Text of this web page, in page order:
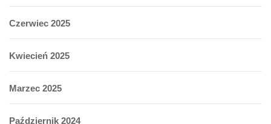
Czerwiec 2025
Kwiecień 2025
Marzec 2025
Październik 2024